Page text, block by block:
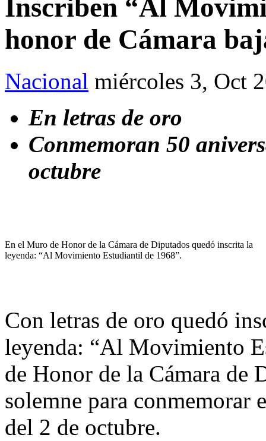
Inscriben “Al
honor de Cámara
Nacional miércoles 3, Oct
En letras de oro
Conmemoran 50
octubre
En el Muro de Honor de la Cámara de Diputados quedó inscrita la
leyenda: “Al Movimiento Estudiantil de 1968”.
Con letras de oro quedó
leyenda: “Al Movimiento
de Honor de la Cámara de
solemne para conmemorar
del 2 de octubre.